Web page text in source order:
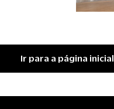
Ir para a página inicial